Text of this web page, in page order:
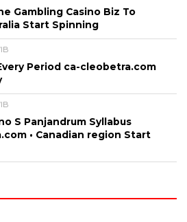
Gambling Casino Biz To
Start Spinning
Period ca-cleobetra.com
S Panjandrum Syllabus
• Canadian region Start